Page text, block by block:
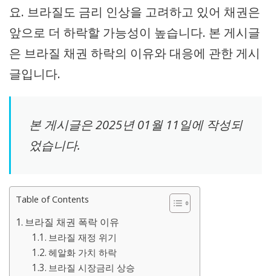
요. 브라질도 금리 인상을 고려하고 있어 채권은
앞으로 더 하락할 가능성이 높습니다. 본 게시글
은 브라질 채권 하락의 이유와 대응에 관한 게시
글입니다.
본 게시글은 2025년 01월 11일에 작성되
었습니다.
Table of Contents
브라질 채권 폭락 이유
브라질 재정 위기
헤알화 가치 하락
브라질 시장금리 상승